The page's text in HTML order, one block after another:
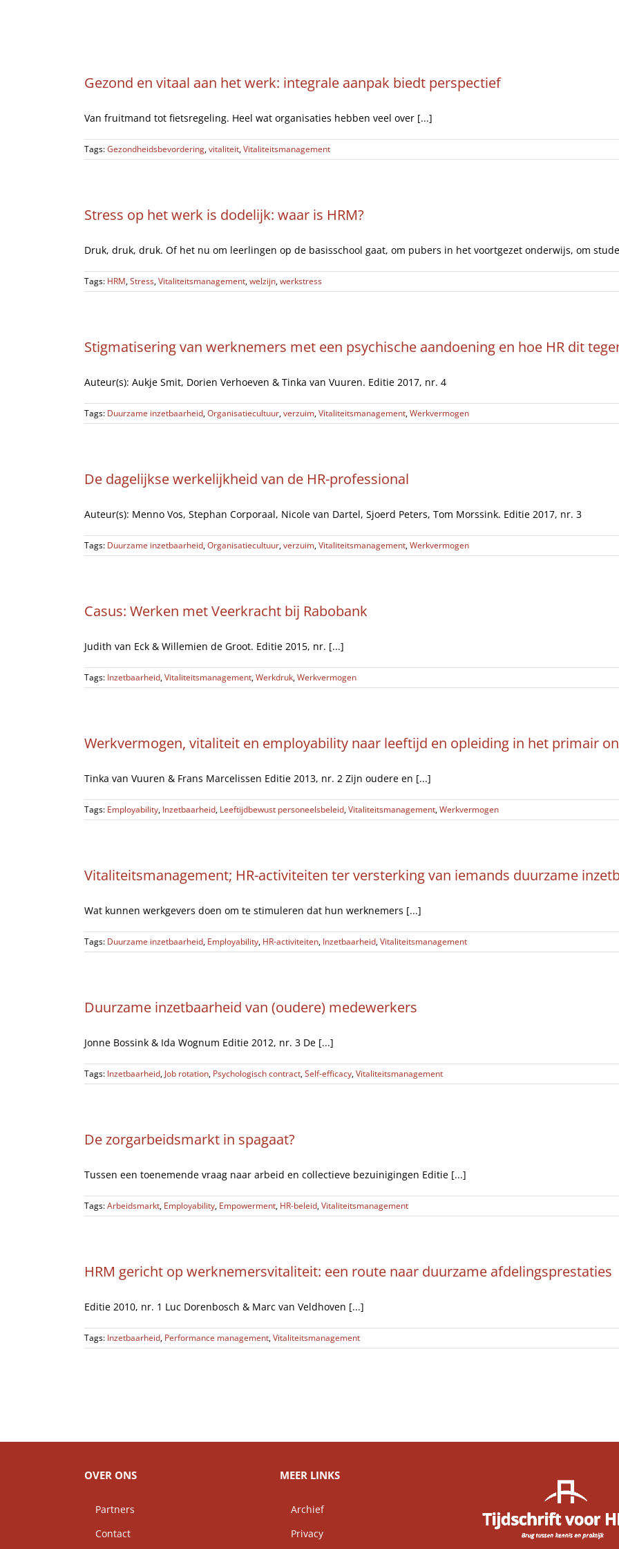
Gezond en vitaal aan het werk: integrale aanpak biedt perspectief
Van fruitmand tot fietsregeling. Heel wat organisaties hebben veel over [...]
Tags:Gezondheidsbevordering,vitaliteit,Vitaliteitsmanagement
Stress op het werk is dodelijk: waar is HRM?
Druk, druk, druk. Of het nu om leerlingen op de basisschool gaat, om pubers in het voortgezet onderwijs, om
Tags: HRM,Stress,Vitaliteitsmanagement,welzijn,werkstress
Stigmatisering van werknemers met een psychische aandoening en hoe HR dit
Auteur(s): Aukje Smit, Dorien Verhoeven & Tinka van Vuuren. Editie 2017, nr. 4
Tags: Duurzame inzetbaarheid,Organisatiecultuur,verzuim,Vitaliteitsmanagement,Werkvermogen
De dagelijkse werkelijkheid van de HR-professional
Auteur(s): Menno Vos, Stephan Corporaal, Nicole van Dartel, Sjoerd Peters, Tom Morssink. Editie 2017, nr. 3
Tags: Duurzame inzetbaarheid,Organisatiecultuur,verzuim,Vitaliteitsmanagement,Werkvermogen
Casus: Werken met Veerkracht bij Rabobank
Judith van Eck & Willemien de Groot. Editie 2015, nr. [...]
Tags: Inzetbaarheid,Vitaliteitsmanagement,Werkdruk,Werkvermogen
Werkvermogen, vitaliteit en employability naar leeftijd en opleiding in het primair
Tinka van Vuuren & Frans Marcelissen Editie 2013, nr. 2 Zijn oudere en [...]
Tags: Employability, Inzetbaarheid, Leeftijdbewust personeelsbeleid,Vitaliteitsmanagement,Werkvermogen
Vitaliteitsmanagement; HR-activiteiten ter versterking van iemands duurzame
Wat kunnen werkgevers doen om te stimuleren dat hun werknemers [...]
Tags: Duurzame inzetbaarheid, Employability, HR-activiteiten, Inzetbaarheid,Vitaliteitsmanagement
Duurzame inzetbaarheid van (oudere) medewerkers
Jonne Bossink & Ida Wognum Editie 2012, nr. 3 De [...]
Tags: Inzetbaarheid, Job rotation, Psychologisch contract,Self-efficacy,Vitaliteitsmanagement
De zorgarbeidsmarkt in spagaat?
Tussen een toenemende vraag naar arbeid en collectieve bezuinigingen Editie [...]
Tags:Arbeidsmarkt, Employability, Empowerment, HR-beleid,Vitaliteitsmanagement
HRM gericht op werknemersvitaliteit: een route naar duurzame afdelingsprestaties
Editie 2010, nr. 1 Luc Dorenbosch & Marc van Veldhoven [...]
Tags: Inzetbaarheid, Performance management,Vitaliteitsmanagement
OVER ONS
Partners
Contact
MEER LINKS
Archief
Privacy